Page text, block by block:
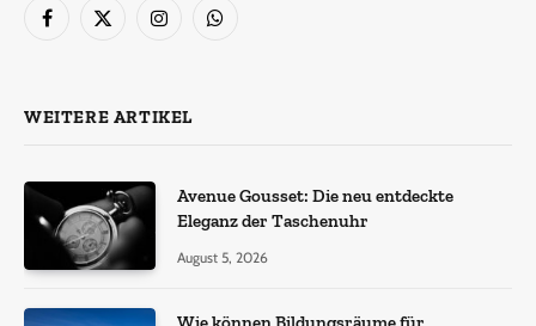
Facebook
X
InstagramWhatsApp
WEITERE ARTIKEL
Avenue Gousset: Die neu entdeckte
Eleganz der Taschenuhr
August 5, 2026